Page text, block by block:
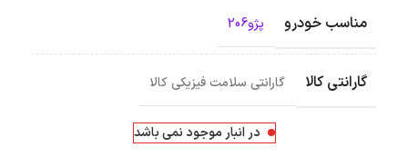
مناسب خودرو پژو206
گارانتی کالا گارانتی سلامت فیزیکی کالا
در انبار موجود نمی باشد